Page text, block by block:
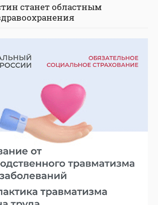
станет областным